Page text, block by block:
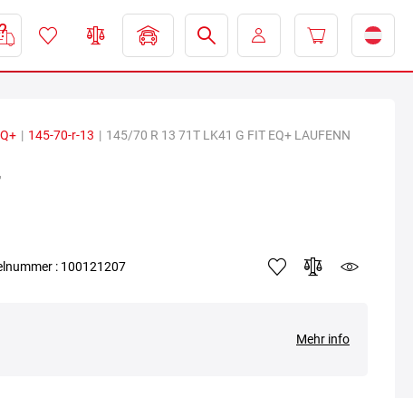
| 145-70-r-13 | 145/70 R 13 71T LK41 G FIT EQ+ LAUFENN
: 100121207
Mehr info